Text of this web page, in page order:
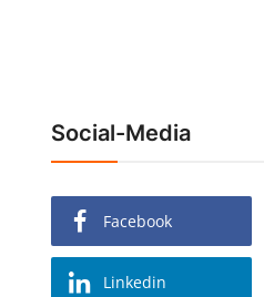
Social-Media
Facebook
Linkedin